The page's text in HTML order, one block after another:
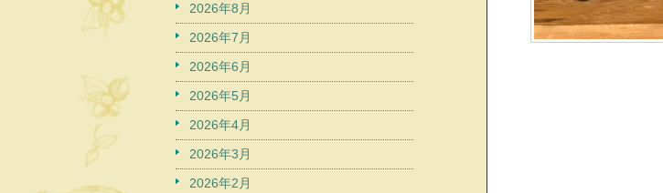
2026年8月
2026年7月
2026年6月
2026年5月
2026年4月
2026年3月
2026年2月